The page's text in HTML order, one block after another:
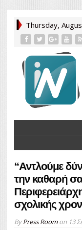
Thursday,
“Αντλούμε
την καθαρή
σχολικής
ByPress Roomon 13